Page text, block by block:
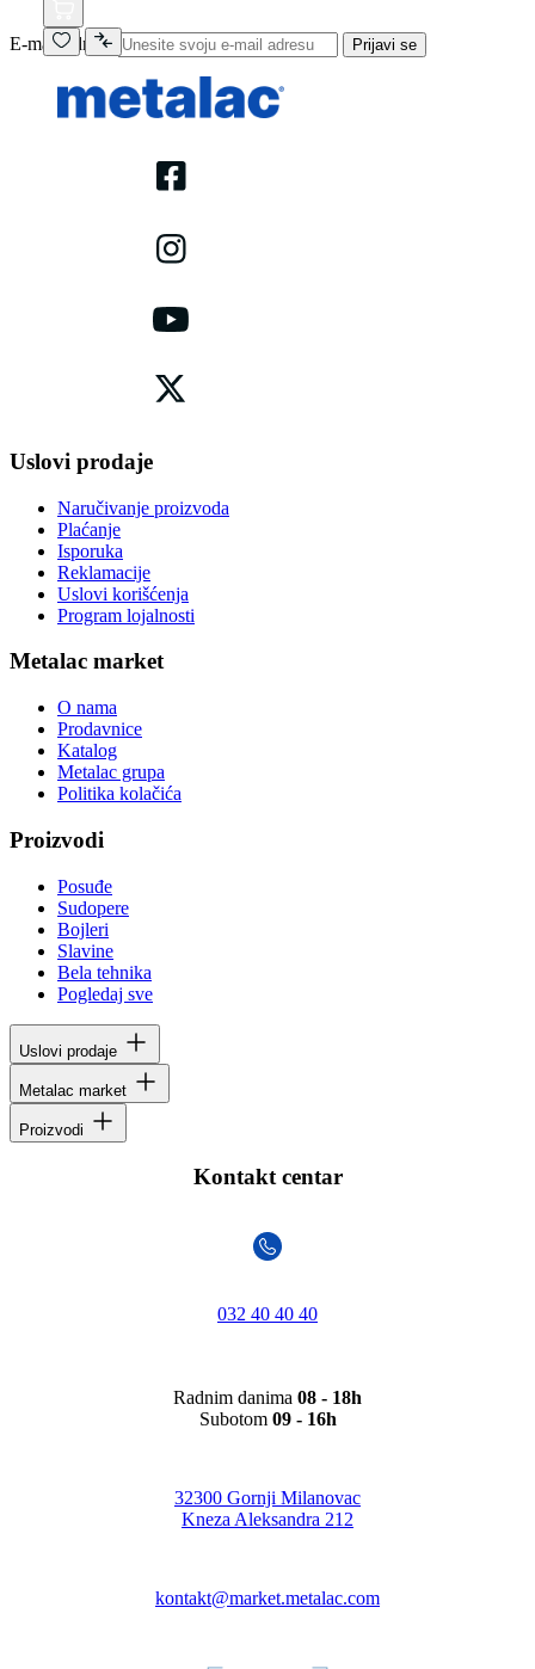
E-mail adresa Prijavi se
Uslovi prodaje
Naručivanje proizvoda
Plaćanje
Isporuka
Reklamacije
Uslovi korišćenja
Program lojalnosti
Metalac market
O nama
Prodavnice
Katalog
Metalac grupa
Politika kolačića
Proizvodi
Posuđe
Sudopere
Bojleri
Slavine
Bela tehnika
Pogledaj sve
Uslovi prodaje
Metalac market
Proizvodi
Kontakt centar
032 40 40 40
Radnim danima 08 - 18h
Subotom 09 - 16h
32300 Gornji Milanovac
Kneza Aleksandra 212
kontakt@market.metalac.com